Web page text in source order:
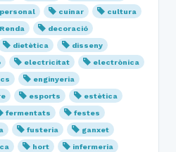
cuinar
cultura
decoració
dietètica
disseny
electricitat
electrònica
enginyeria
esports
estètica
fermentats
festes
fusteria
ganxet
hort
infermeria